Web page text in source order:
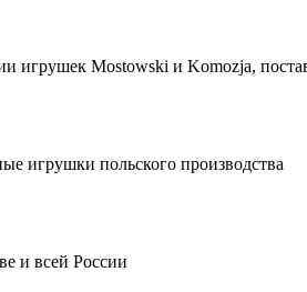
игрушек Mostowski и Komozja,
игрушки польского производства
и всей России